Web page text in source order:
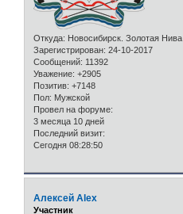
Откуда: Новосибирск. Золотая Нива
Зарегистрирован: 24-10-2017
Сообщений: 11392
Уважение: +2905
Позитив: +7148
Пол: Мужской
Провел на форуме:
3 месяца 10 дней
Последний визит:
Сегодня 08:28:50
Алексей Alex
Участник